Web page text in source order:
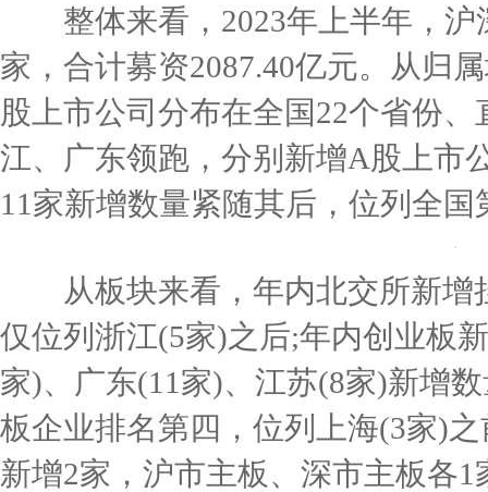
整体来看，2023年上半年，沪
家，合计募资2087.40亿元。从归
股上市公司分布在全国22个省份
江、广东领跑，分别新增A股上市
11家新增数量紧随其后，位列全国
从板块来看，年内北交所新增
仅位列浙江(5家)之后;年内创业板
家)、广东(11家)、江苏(8家)新增
板企业排名第四，位列上海(3家)
新增2家，沪市主板、深市主板各